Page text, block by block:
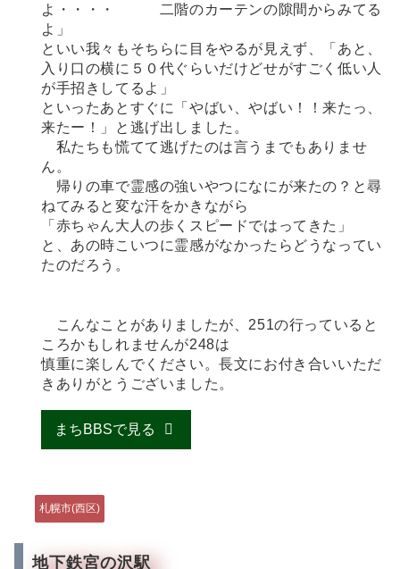
よ・・・・ 二階のカーテンの隙間からみてる
よ」
といい我々もそちらに目をやるが見えず、「あと、
入り口の横に５０代ぐらいだけどせがすごく低い人
が手招きしてるよ」
といったあとすぐに「やばい、やばい！！来たっ、
来たー！」と逃げ出しました。
私たちも慌てて逃げたのは言うまでもありませ
ん。
帰りの車で霊感の強いやつになにが来たの？と尋
ねてみると変な汗をかきながら
「赤ちゃん大人の歩くスピードではってきた」
と、あの時こいつに霊感がなかったらどうなってい
たのだろう。
こんなことがありましたが、251の行っていると
ころかもしれませんが248は
慎重に楽しんでください。長文にお付き合いいただ
きありがとうございました。
まちBBSで見る
札幌市(西区)
地下鉄宮の沢駅